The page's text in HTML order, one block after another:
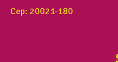
Cep: 20021-180